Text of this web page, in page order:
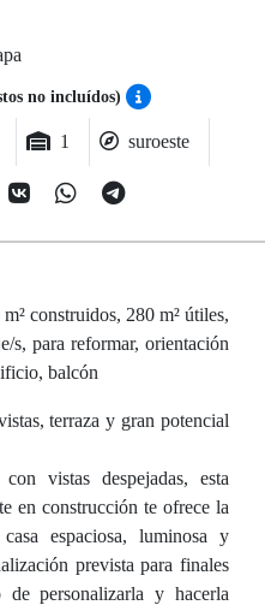
no incluídos)
1 suroeste
construidos, 280 m² útiles,
s, para reformar, orientación
balcón
terraza y gran potencial
vistas despejadas, esta
en construcción te ofrece la
espaciosa, luminosa y
prevista para finales
personalizarla y hacerla